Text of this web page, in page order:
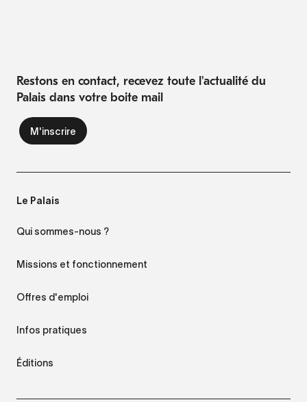
Restons en contact, recevez toute l'actualité du
Palais dans votre boite mail
Le Palais
Qui sommes-nous ?
Missions et fonctionnement
Offres d'emploi
Infos pratiques
Éditions